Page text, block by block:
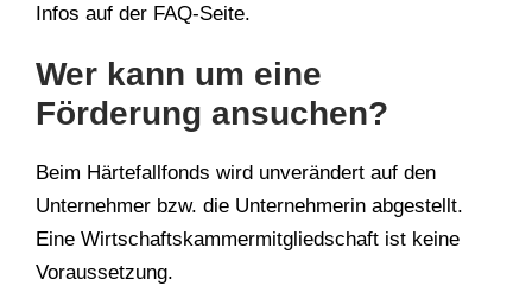
Infos auf der FAQ-Seite.
Wer kann um eine
Förderung ansuchen?
Beim Härtefallfonds wird unverändert auf den
Unternehmer bzw. die Unternehmerin abgestellt.
Eine Wirtschaftskammermitgliedschaft ist keine
Voraussetzung.